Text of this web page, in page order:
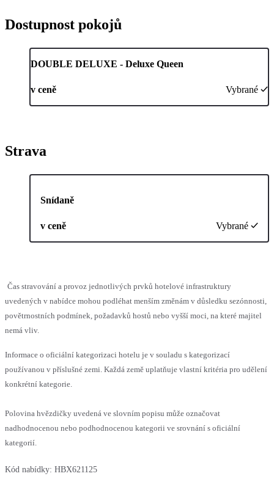
Dostupnost pokojů
DOUBLE DELUXE - Deluxe Queen
v ceně Vybrané
Strava
Snídaně
v ceně Vybrané
Čas stravování a provoz jednotlivých prvků hotelové infrastruktury
uvedených v nabídce mohou podléhat menším změnám v důsledku sezónnosti,
povětrnostních podmínek, požadavků hostů nebo vyšší moci, na které majitel
nemá vliv.
Informace o oficiální kategorizaci hotelu je v souladu s kategorizací
používanou v příslušné zemi. Každá země uplatňuje vlastní kritéria pro udělení
konkrétní kategorie.
Polovina hvězdičky uvedená ve slovním popisu může označovat
nadhodnocenou nebo podhodnocenou kategorii ve srovnání s oficiální
kategorií.
Kód nabídky: HBX621125